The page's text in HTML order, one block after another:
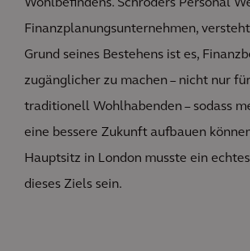
Wohlbefindens. Schroders Personal
Finanzplanungsunternehmen,
Grund seines Bestehens ist es,
zugänglicher zu machen – nicht nur
traditionell Wohlhabenden – sodass
eine bessere Zukunft aufbauen
Hauptsitz in London musste ein
dieses Ziels sein.